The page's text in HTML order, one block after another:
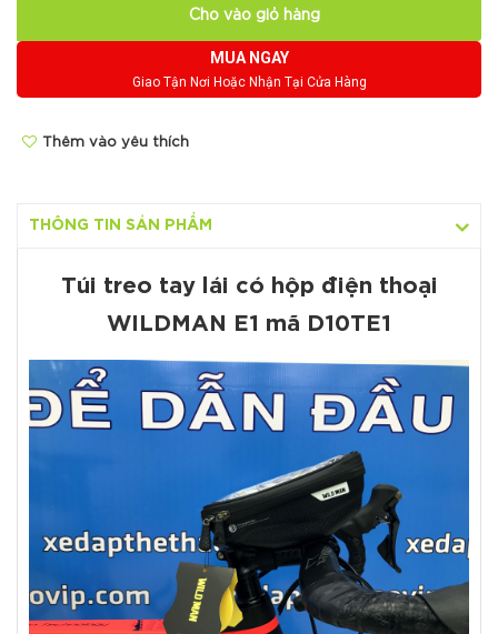
Cho vào giỏ hàng
MUA NGAY
Giao Tận Nơi Hoặc Nhận Tại Cửa Hàng
Thêm vào yêu thích
THÔNG TIN SẢN PHẨM
Túi treo tay lái có hộp điện thoại
WILDMAN E1 mã D10TE1